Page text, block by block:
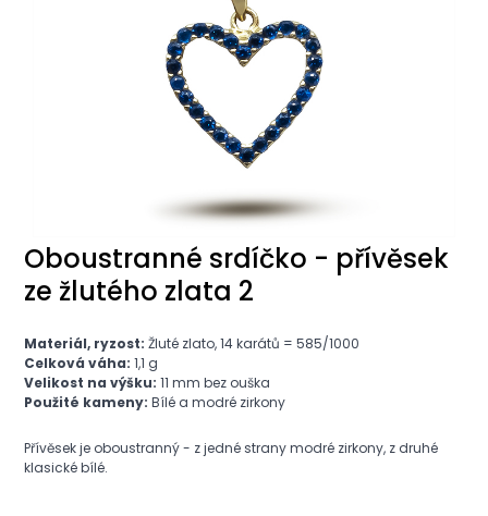
Oboustranné srdíčko - přívěsek
ze žlutého zlata 2
Materiál, ryzost: Žluté zlato, 14 karátů = 585/1000
Celková váha: 1,1 g
Velikost na výšku: 11 mm bez ouška
Použité kameny: Bílé a modré zirkony
Přívěsek je oboustranný - z jedné strany modré zirkony, z druhé
klasické bílé.